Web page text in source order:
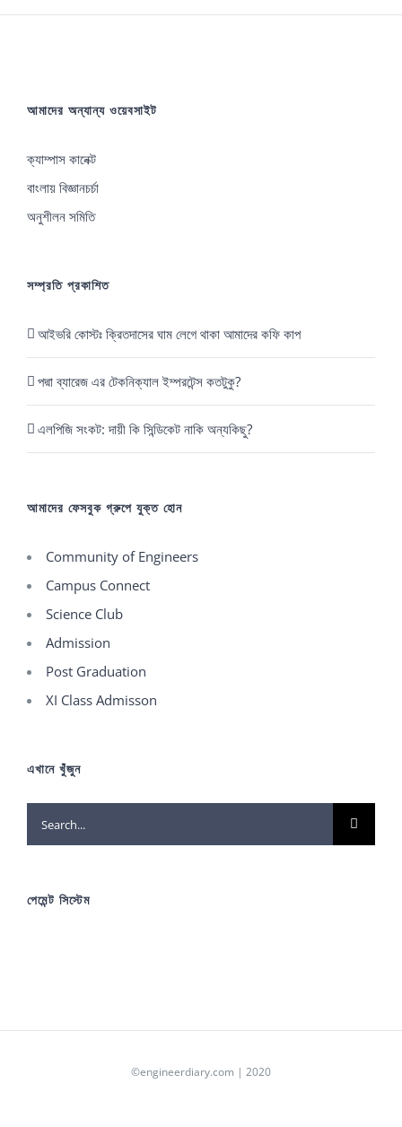
আমাদের অন্যান্য ওয়েবসাইট
ক্যাম্পাস কানেক্ট
বাংলায় বিজ্ঞানচর্চা
অনুশীলন সমিতি
সম্প্রতি প্রকাশিত
আইভরি কোস্টঃ ক্রিতদাসের ঘাম লেগে থাকা আমাদের কফি কাপ
পদ্মা ব্যারেজ এর টেকনিক্যাল ইম্পরটেন্স কতটুকু?
এলপিজি সংকট: দায়ী কি সিন্ডিকেট নাকি অন্যকিছু?
আমাদের ফেসবুক গ্রুপে যুক্ত হোন
Community of Engineers
Campus Connect
Science Club
Admission
Post Graduation
XI Class Admisson
এখানে খুঁজুন
Search
for:
পেমেন্ট সিস্টেম
©engineerdiary.com | 2020